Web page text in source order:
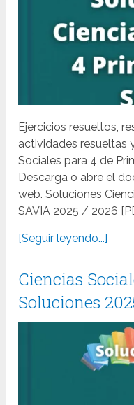
Ejercicios resueltos,
actividades resueltas
Sociales para 4 de
Descarga o abre el
web. Soluciones
SAVIA 2025 / 2026
[Seguir leyendo...]
Ciencias
Soluciones